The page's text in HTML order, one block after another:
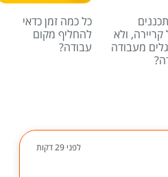
קריירה, ולא
מעבודה
כל כמה זמן כדאי
להחליף מקום
עבודה?
לפני 29 דקות